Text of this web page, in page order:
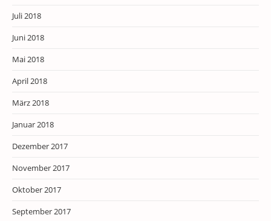
Juli 2018
Juni 2018
Mai 2018
April 2018
März 2018
Januar 2018
Dezember 2017
November 2017
Oktober 2017
September 2017